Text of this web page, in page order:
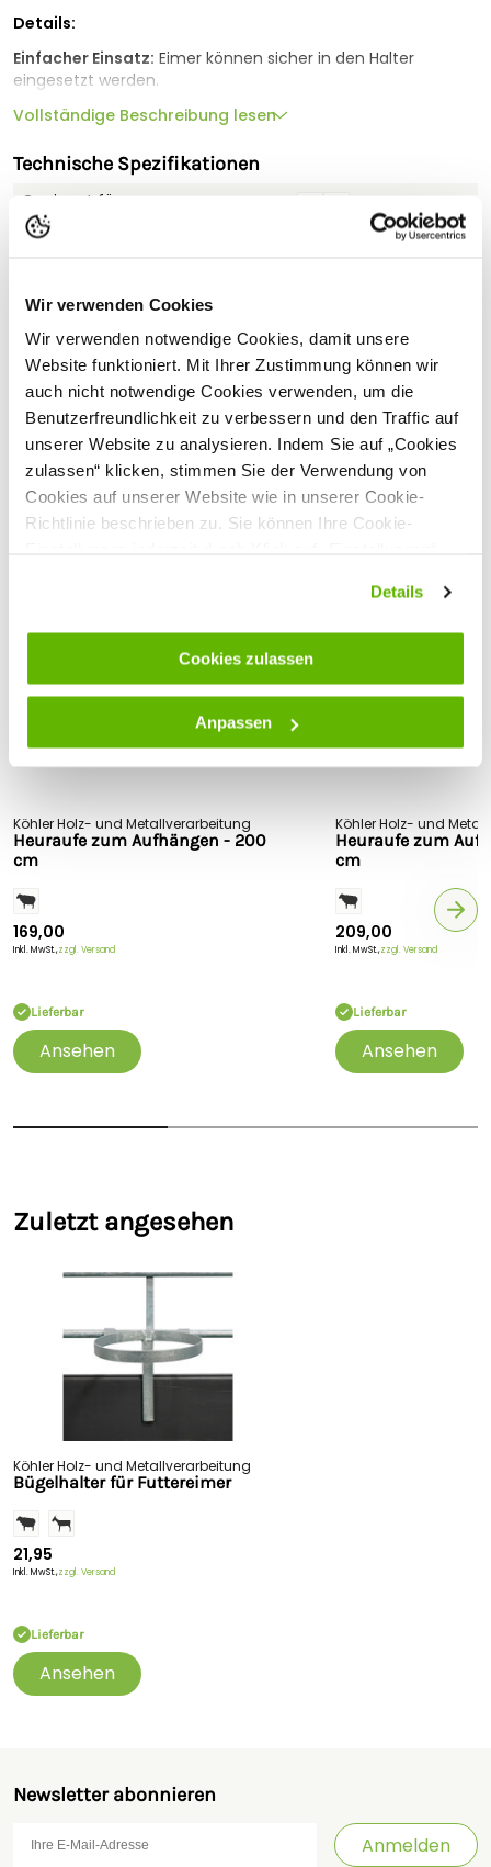
Wir verwenden Cookies
Wir verwenden notwendige Cookies, damit unsere
Website funktioniert. Mit Ihrer Zustimmung können wir
auch nicht notwendige Cookies verwenden, um die
Benutzerfreundlichkeit zu verbessern und den Traffic auf
unserer Website zu analysieren. Indem Sie auf „Cookies
zulassen“ klicken, stimmen Sie der Verwendung von
Cookies auf unserer Website wie in unserer Cookie-
Richtlinie beschrieben zu. Sie können Ihre Cookie-
Details
Cookies zulassen
Anpassen
Details:
Einfacher Einsatz: Eimer können sicher in den Halter
eingesetzt werden.
Stabil und robust:Gefertigt aus vollbadfeuerverzinktem
Flexible Anwendung:Ideal für die Futter- oder
Wasserversorgung Ihrer Tiere.
MADE
Qualität, auf die Sie sich verlassen
Eine Lieferung nach Österreich ist leider nicht möglich.
Sicherheitshinweise
Hersteller: Köhler GmbH & Co.KG, Baubergstr. 4-6, 34388,
Trendelburg-Deisel, Deutschland,
info@koehler-holz.de
Vollständige Beschreibung lesen
Technische Spezifikationen
Geeignet für
Durchmesser (cm)
Sehen Sie sich alle technischen Spezifikationen an
Kundenbewertungen
Köhler Holz- und Metallverarbeitung
Heuraufe zum Aufhängen - 200
cm
169,00
Inkl. MwSt.,zzgl. Versand
Lieferbar
Ansehen
Köhler Holz- und
Heuraufe zum
cm
209,00
Inkl. MwSt.,zzgl. Versand
Lieferbar
Ansehen
Zuletzt angesehen
Köhler Holz- und Metallverarbeitung
Bügelhalter für Futtereimer
21,95
Inkl. MwSt.,zzgl. Versand
Lieferbar
Ansehen
Newsletter abonnieren
Anmelden